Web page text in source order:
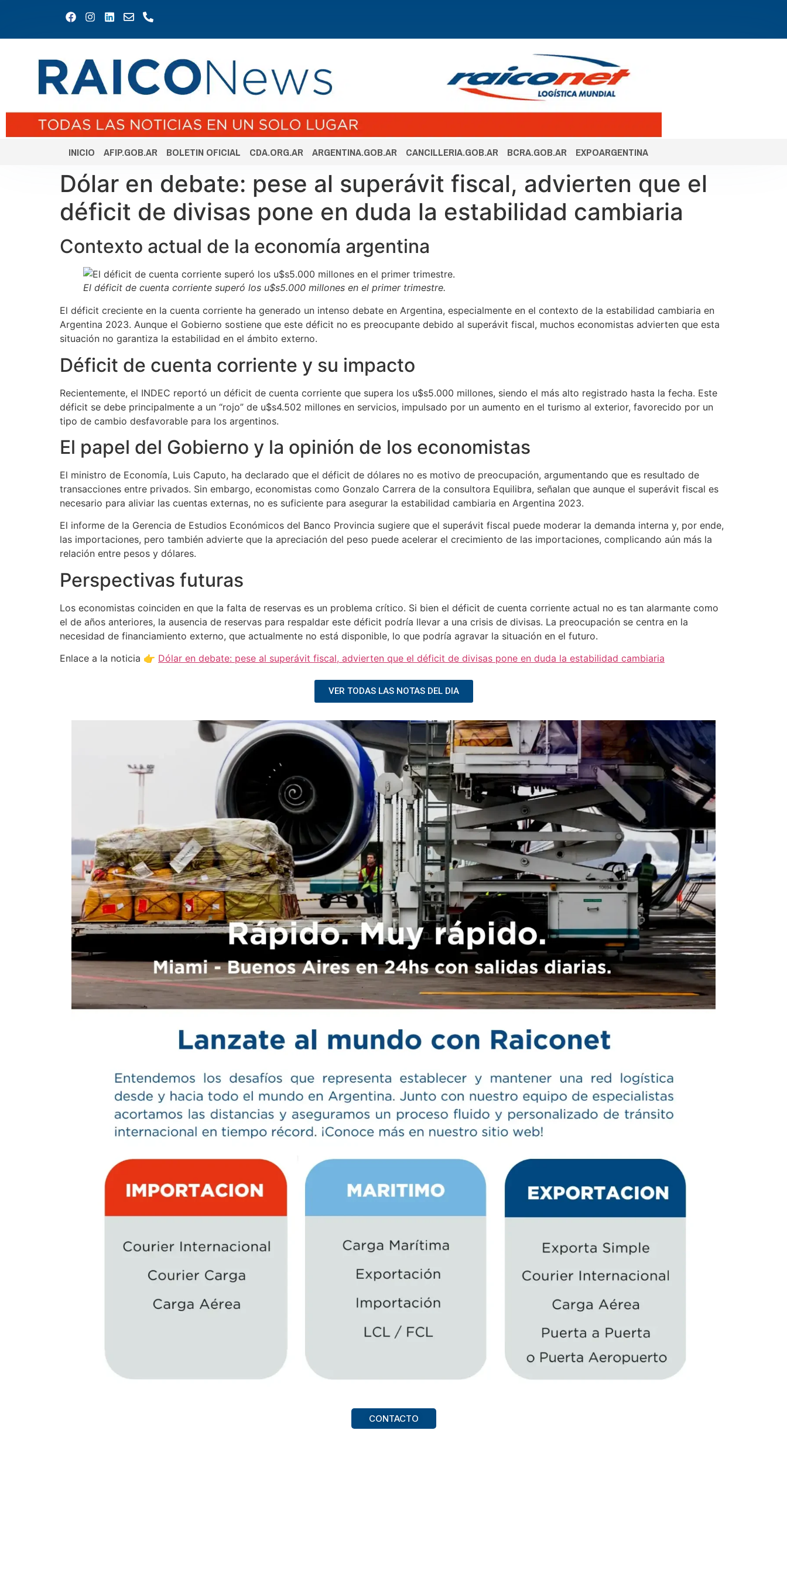
INICIO AFIP.GOB.AR BOLETIN OFICIAL CDA.ORG.AR ARGENTINA.GOB.AR CANCILLERIA.GOB.AR BCRA.GOB.AR EXPOARGENTINA
Dólar en debate: pese al superávit fiscal, advierten que el
déficit de divisas pone en duda la estabilidad cambiaria
Contexto actual de la economía argentina
El déficit de cuenta corriente superó los u$s5.000 millones en el primer trimestre.
El déficit creciente en la cuenta corriente ha generado un intenso debate en Argentina, especialmente en el contexto de la estabilidad cambiaria en
Argentina 2023. Aunque el Gobierno sostiene que este déficit no es preocupante debido al superávit fiscal, muchos economistas advierten que esta
situación no garantiza la estabilidad en el ámbito externo.
Déficit de cuenta corriente y su impacto
Recientemente, el INDEC reportó un déficit de cuenta corriente que supera los u$s5.000 millones, siendo el más alto registrado hasta la fecha. Este
déficit se debe principalmente a un “rojo” de u$s4.502 millones en servicios, impulsado por un aumento en el turismo al exterior, favorecido por un
tipo de cambio desfavorable para los argentinos.
El papel del Gobierno y la opinión de los economistas
El ministro de Economía, Luis Caputo, ha declarado que el déficit de dólares no es motivo de preocupación, argumentando que es resultado de
transacciones entre privados. Sin embargo, economistas como Gonzalo Carrera de la consultora Equilibra, señalan que aunque el superávit fiscal es
necesario para aliviar las cuentas externas, no es suficiente para asegurar la estabilidad cambiaria en Argentina 2023.
El informe de la Gerencia de Estudios Económicos del Banco Provincia sugiere que el superávit fiscal puede moderar la demanda interna y, por ende,
las importaciones, pero también advierte que la apreciación del peso puede acelerar el crecimiento de las importaciones, complicando aún más la
relación entre pesos y dólares.
Perspectivas futuras
Los economistas coinciden en que la falta de reservas es un problema crítico. Si bien el déficit de cuenta corriente actual no es tan alarmante como
el de años anteriores, la ausencia de reservas para respaldar este déficit podría llevar a una crisis de divisas. La preocupación se centra en la
necesidad de financiamiento externo, que actualmente no está disponible, lo que podría agravar la situación en el futuro.
Enlace a la noticia 👉 Dólar en debate: pese al superávit fiscal, advierten que el déficit de divisas pone en duda la estabilidad cambiaria
VER TODAS LAS NOTAS DEL DIA
CONTACTO